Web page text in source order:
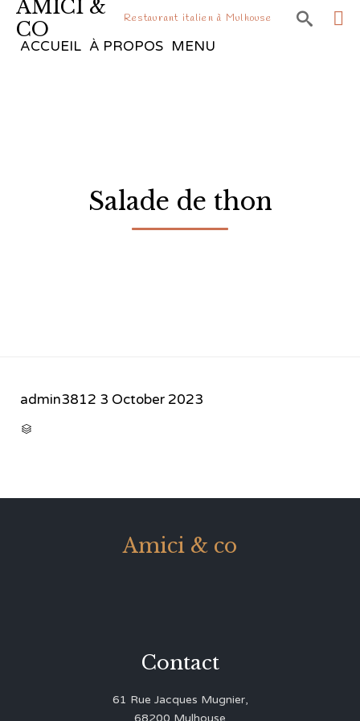
AMICI &
CO
Restaurant italien à Mulhouse 
ACCUEIL À PROPOS MENU
Salade de thon
admin3812 3 October 2023

Amici & co
Contact
61 Rue Jacques Mugnier,